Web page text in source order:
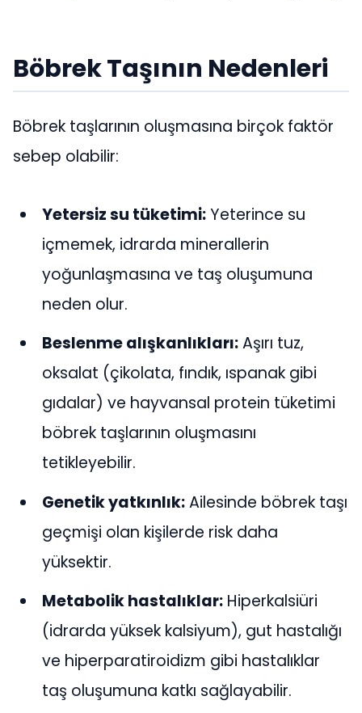
Böbrek Taşının Nedenleri
Böbrek taşlarının oluşmasına birçok faktör
sebep olabilir:
Yetersiz su tüketimi:Yeterince su
içmemek, idrarda minerallerin
yoğunlaşmasına ve taş oluşumuna
neden olur.
Beslenme alışkanlıkları:Aşırı tuz,
oksalat (çikolata, fındık, ıspanak gibi
gıdalar) ve hayvansal protein tüketimi
böbrek taşlarının oluşmasını
tetikleyebilir.
Genetik yatkınlık:Ailesinde böbrek taşı
geçmişi olan kişilerde risk daha
yüksektir.
Metabolik hastalıklar: Hiperkalsiüri
(idrarda yüksek kalsiyum), gut hastalığı
ve hiperparatiroidizm gibi hastalıklar
taş oluşumuna katkı sağlayabilir.